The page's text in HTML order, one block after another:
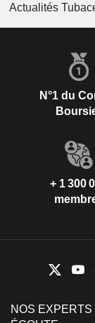
Actualités
N°1 du
+ 1 300
NOS EXPERTS